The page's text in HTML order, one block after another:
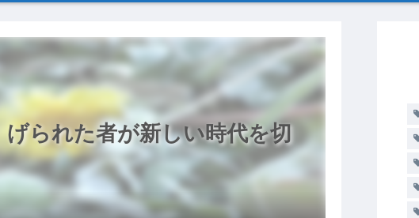
られた者が新しい時代を切